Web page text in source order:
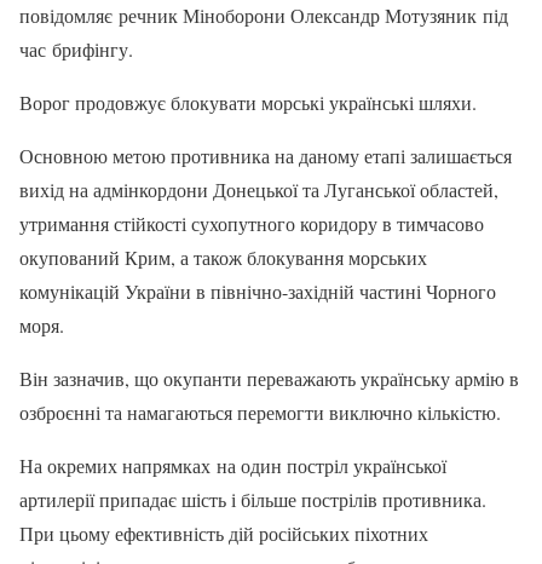
повідомляє речник Міноборони Олександр Мотузяник під
час брифінгу.
Ворог продовжує блокувати морські українські шляхи.
Основною метою противника на даному етапі залишається
вихід на адмінкордони Донецької та Луганської областей,
утримання стійкості сухопутного коридору в тимчасово
окупований Крим, а також блокування морських
комунікацій України в північно-західній частині Чорного
моря.
Він зазначив, що окупанти переважають українську армію в
озброєнні та намагаються перемогти виключно кількістю.
На окремих напрямках на один постріл української
артилерії припадає шість і більше пострілів противника.
При цьому ефективність дій російських піхотних